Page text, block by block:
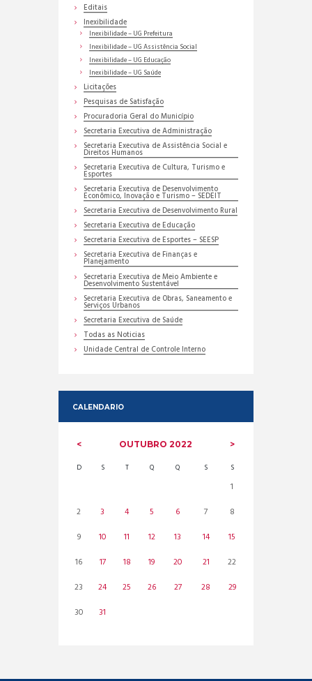
Editais
Inexibilidade
Inexibilidade – UG Prefeitura
Inexibilidade – UG Assistência Social
Inexibilidade – UG Educação
Inexibilidade – UG Saúde
Licitações
Pesquisas de Satisfação
Procuradoria Geral do Município
Secretaria Executiva de Administração
Secretaria Executiva de Assistência Social e
Direitos Humanos
Secretaria Executiva de Cultura, Turismo e
Esportes
Secretaria Executiva de Desenvolvimento
Econômico, Inovação e Turismo – SEDEIT
Secretaria Executiva de Desenvolvimento Rural
Secretaria Executiva de Educação
Secretaria Executiva de Esportes – SEESP
Secretaria Executiva de Finanças e
Planejamento
Secretaria Executiva de Meio Ambiente e
Desenvolvimento Sustentável
Secretaria Executiva de Obras, Saneamento e
Serviços Urbanos
Secretaria Executiva de Saúde
Todas as Noticias
Unidade Central de Controle Interno
CALENDARIO
OUTUBRO 2022
D S T Q Q S S
1
2
3 4 5 6 7
8
9
10 11 12 13 14
15
16
17 18 19 20 21
22
23
24 25 26 27 28
29
30
31